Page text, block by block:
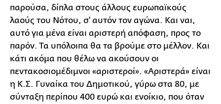
παρούσα, δίπλα στους άλλους ευρωπαϊκούς
λαούς του Νότου, σ' αυτόν τον αγώνα. Και ναι,
αυτό για μένα είναι αριστερή απόφαση, προς το
παρόν. Τα υπόλοιπα θα τα βρούμε στο μέλλον. Και
κάτι ακόμα που θέλω να ακούσουν οι
πεντακοσιομέδιμνοι «αριστεροί». «Αριστερά» είναι
η Κ.Σ. Γυναίκα του Δημοτικού, γύρω στα 80, με
σύνταξη περίπου 400 ευρώ και ενοίκιο, που όταν